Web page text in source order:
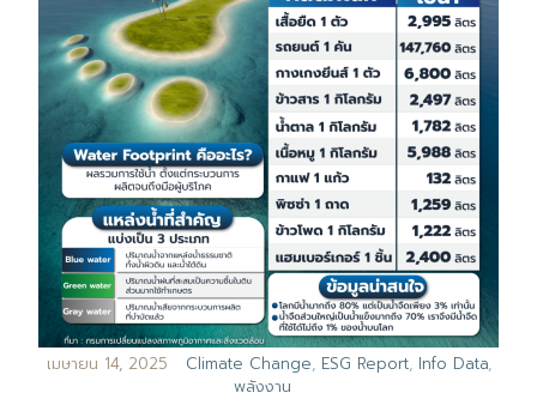
เมษายน 14, 2025 Climate Change, ESG Report, Info Data,
พลังงาน